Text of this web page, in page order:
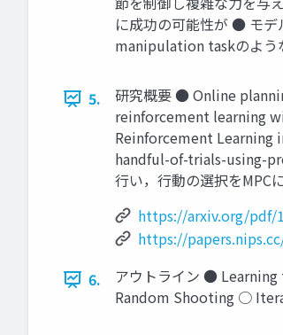
に成功の可能性が ● モ
manipulation taskのよう
5.
研究概要 ● Online
reinforcement learning
Reinforcement Learning
handful-of-trials-using-
行い，行動の選択をMPC
https://arxiv.org/pdf/
https://
6.
アウトライン ●
Random Shooting ○